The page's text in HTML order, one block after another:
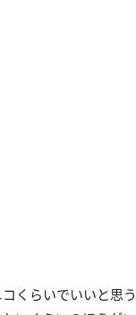
コくらいでいいと思